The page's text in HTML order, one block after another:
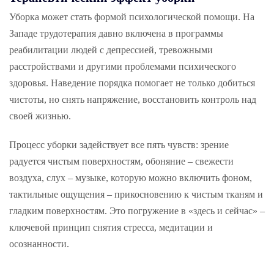
Уборка может стать формой психологической помощи. На
Западе трудотерапия давно включена в программы
реабилитации людей с депрессией, тревожными
расстройствами и другими проблемами психического
здоровья. Наведение порядка помогает не только добиться
чистоты, но снять напряжение, восстановить контроль над
своей жизнью.
Процесс уборки задействует все пять чувств: зрение
радуется чистым поверхностям, обоняние – свежести
воздуха, слух – музыке, которую можно включить фоном,
тактильные ощущения – прикосновению к чистым тканям и
гладким поверхностям. Это погружение в «здесь и сейчас» –
ключевой принцип снятия стресса, медитации и
осознанности.